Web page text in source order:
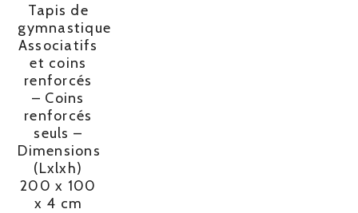
Tapis de
gymnastique
Associatifs
et coins
renforcés
– Coins
renforcés
seuls –
Dimensions
(Lxlxh)
200 x 100
x 4 cm